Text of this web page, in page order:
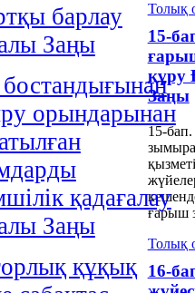
барлау
Заңы
орындарынан
қадағалау
Заңы
құқық
Толық
15-
құру
Заңы
15-
ғарыш
Толық
16-